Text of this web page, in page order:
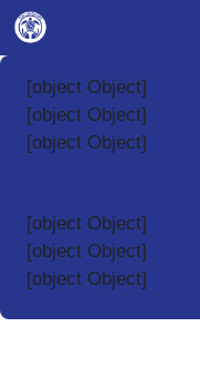
Aller
au
contenu
[object Object]
[object Object]
[object Object]
[object Object]
[object Object]
[object Object]